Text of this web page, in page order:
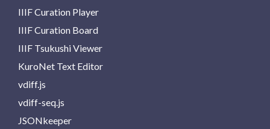
IIIF Curation Player
IIIF Curation Board
IIIF Tsukushi Viewer
KuroNet Text Editor
vdiff.js
vdiff-seq.js
JSONkeeper